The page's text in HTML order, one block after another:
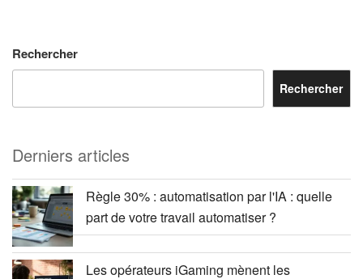
Rechercher
Rechercher
Derniers articles
Règle 30% : automatisation par l'IA : quelle
part de votre travail automatiser ?
Les opérateurs iGaming mènent les